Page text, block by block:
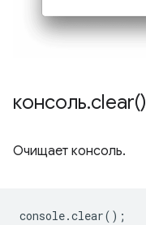
консоль.clear()
Очищает консоль.
console.clear();